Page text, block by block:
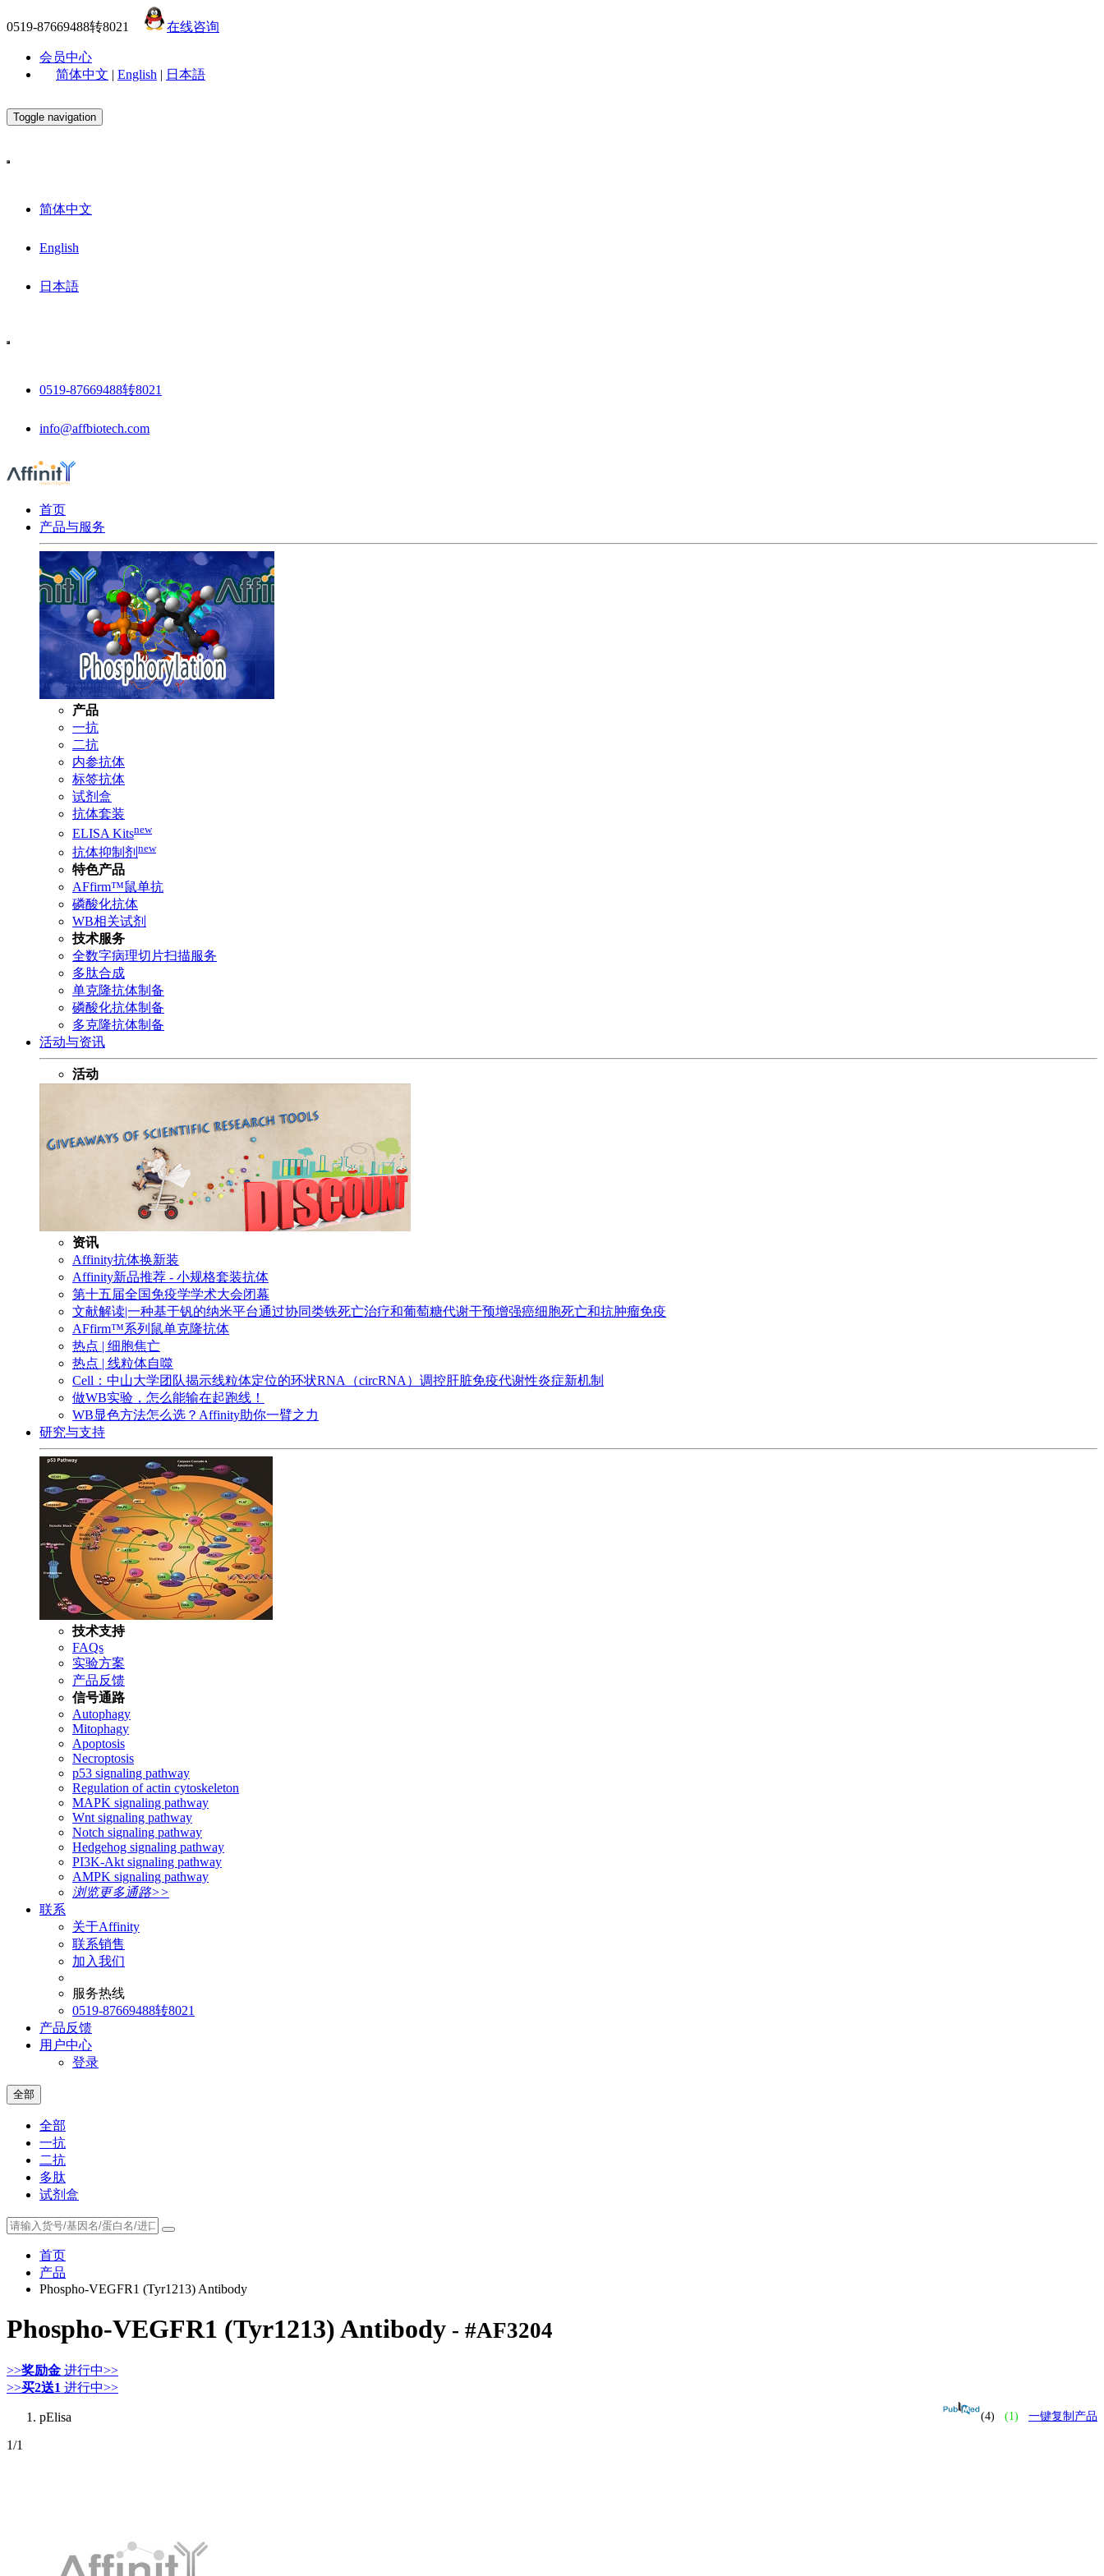
0519-87669488转8021 在线咨询
会员中心
简体中文 | English | 日本語
Toggle navigation
简体中文
English
日本語
0519-87669488转8021
info@affbiotech.com
首页
产品与服务
产品
一抗
二抗
内参抗体
标签抗体
试剂盒
抗体套装
ELISA Kitsnew
抗体抑制剂 new
特色产品
AFfirm™鼠单抗
磷酸化抗体
WB相关试剂
技术服务
全数字病理切片扫描服务
多肽合成
单克隆抗体制备
磷酸化抗体制备
多克隆抗体制备
活动与资讯
活动
资讯
Affinity抗体换新装
Affinity新品推荐 - 小规格套装抗体
第十五届全国免疫学学术大会闭幕
文献解读|一种基于钒的纳米平台通过协同类铁死亡治疗和葡萄糖代谢干预增强癌细胞死亡和抗肿瘤免疫
AFfirm™系列鼠单克隆抗体
热点 | 细胞焦亡
热点 | 线粒体自噬
Cell：中山大学团队揭示线粒体定位的环状RNA（circRNA）调控肝脏免疫代谢性炎症新机制
做WB实验，怎么能输在起跑线！
WB显色方法怎么选？Affinity助你一臂之力
研究与支持
技术支持
FAQs
实验方案
产品反馈
信号通路
Autophagy
Mitophagy
Apoptosis
Necroptosis
p53 signaling pathway
Regulation of actin cytoskeleton
MAPK signaling pathway
Wnt signaling pathway
Notch signaling pathway
Hedgehog signaling pathway
PI3K-Akt signaling pathway
AMPK signaling pathway
浏览更多通路>>
联系
关于Affinity
联系销售
加入我们
服务热线
0519-87669488转8021
产品反馈
用户中心
登录
全部
全部
一抗
二抗
多肽
试剂盒
首页
产品
Phospho-VEGFR1 (Tyr1213) Antibody
Phospho-VEGFR1 (Tyr1213) Antibody - #AF3204
>>奖励金 进行中>>
>>买2送1 进行中>>
(4) (1) 一键复制产品
pElisa
1/1